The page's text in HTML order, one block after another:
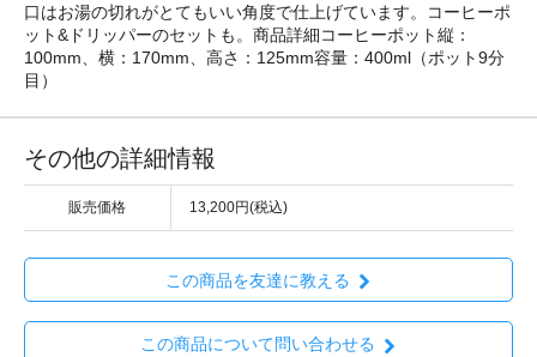
口はお湯の切れがとてもいい角度で仕上げています。コーヒーポ
ット&ドリッパーのセットも。商品詳細コーヒーポット縦：
100mm、横：170mm、高さ：125mm容量：400ml（ポット9分
目）
その他の詳細情報
販売価格 13,200円(税込)
この商品を友達に教える
この商品について問い合わせる